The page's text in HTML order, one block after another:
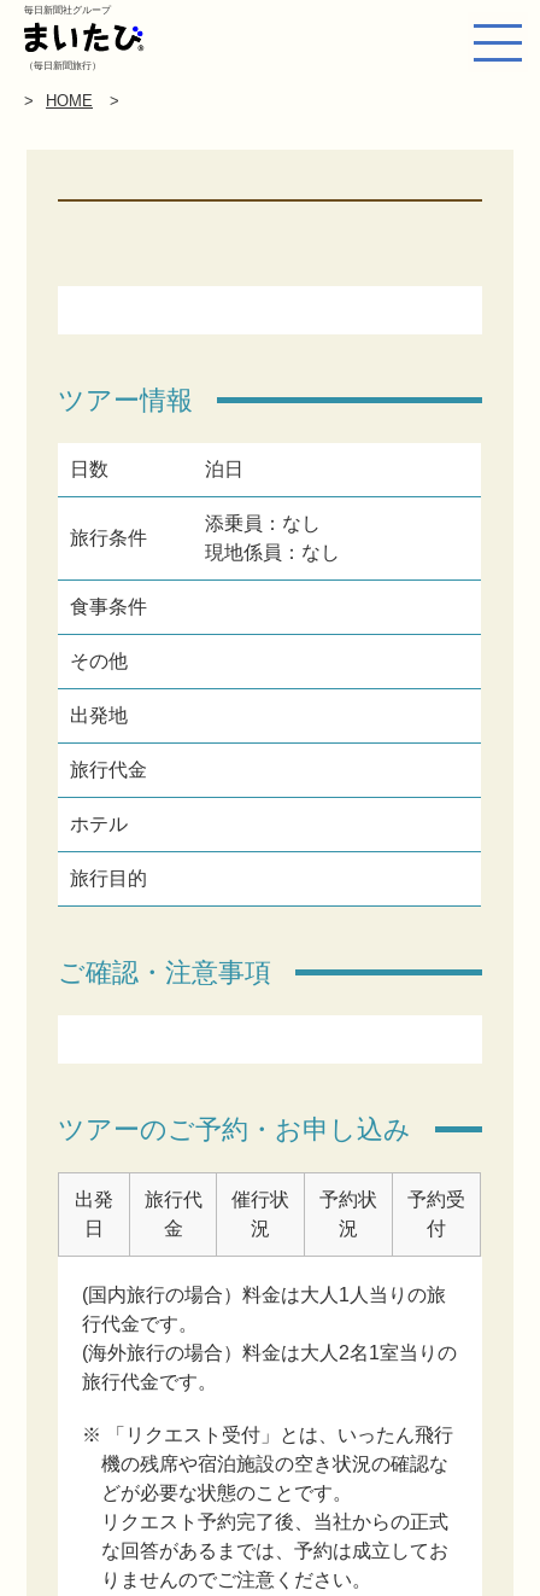
毎日新聞社グループ
（毎日新聞旅行）
HOME
ツアー情報
日数 泊日
旅行条件
添乗員：なし
現地係員：なし
食事条件
その他
出発地
旅行代金
ホテル
旅行目的
ご確認・注意事項
ツアーのご予約・お申し込み
出発
日
旅行代
金
催行状
況
予約状
況
予約受
付
(国内旅行の場合）料金は大人1人当りの旅
行代金です。
(海外旅行の場合）料金は大人2名1室当りの
旅行代金です。
※ 「リクエスト受付」とは、いったん飛行
機の残席や宿泊施設の空き状況の確認な
どが必要な状態のことです。
リクエスト予約完了後、当社からの正式
な回答があるまでは、予約は成立してお
りませんのでご注意ください。